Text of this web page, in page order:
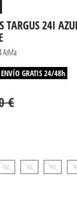
TARGUS 24I
AzMa
GRATIS 24/48h
€
42 43 44